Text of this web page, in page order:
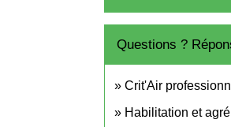
Questions ?
Crit'Air
Habilitation et